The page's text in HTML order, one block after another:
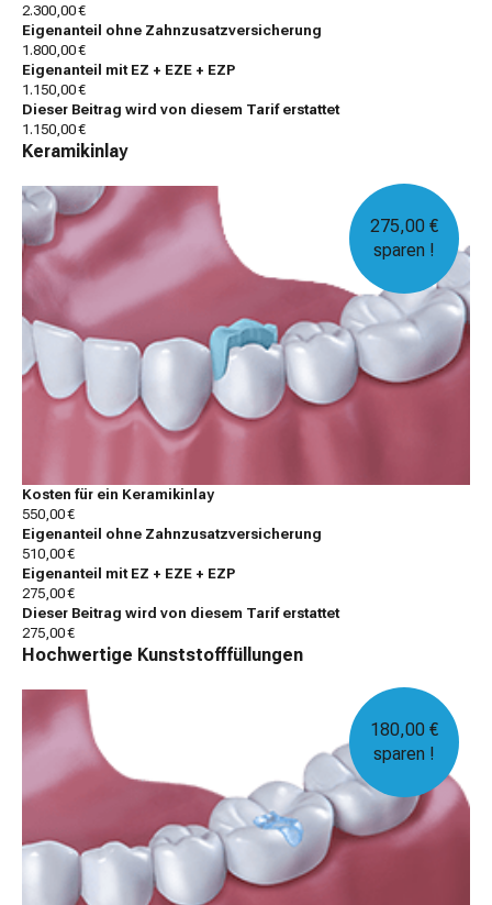
2.300,00 €
Eigenanteil ohne Zahnzusatzversicherung
1.800,00 €
Eigenanteil mit EZ + EZE + EZP
1.150,00 €
Dieser Beitrag wird von diesem Tarif erstattet
1.150,00 €
Keramikinlay
275,00 €
sparen !
Kosten für ein Keramikinlay
550,00 €
Eigenanteil ohne Zahnzusatzversicherung
510,00 €
Eigenanteil mit EZ + EZE + EZP
275,00 €
Dieser Beitrag wird von diesem Tarif erstattet
275,00 €
Hochwertige Kunststofffüllungen
180,00 €
sparen !